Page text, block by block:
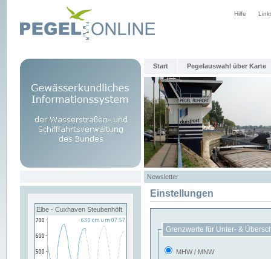
Hilfe
Start Pegelauswahl über Karte
Newsletter
Elbe - Cuxhaven Steubenhöft
Einstellungen
Grenzwerte für Unter- &
MHW / MNW